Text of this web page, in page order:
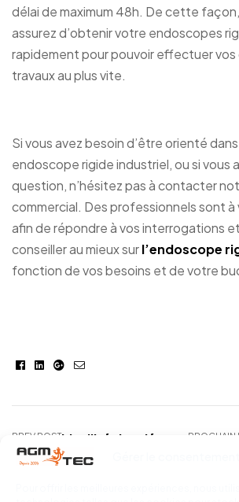
délai de maximum 48h. De cette
assurez d’obtenir votre endoscopes
rapidement pour pouvoir effectuer
travaux au plus vite.
Si vous avez besoin d’être orienté
endoscope rigide industriel, ou si vous
question, n’hésitez pas à contacter
commercial. Des professionnels sont
afin de répondre à vos interrogations
conseiller au mieux surl’endoscope
fonction de vos besoins et de votre
Facebook
LinkedinGoogle+
E-
PREV POSTL’utilité des détecteurs
de réseaux et
PROCHAIN